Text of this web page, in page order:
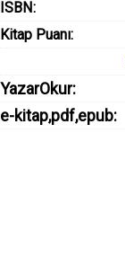
ISBN:
Kitap Puanı:
YazarOkur:
e-kitap,pdf,epub: